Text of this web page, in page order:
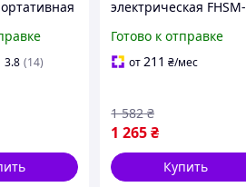
заштопки
3.8 (14)
электрическая FHSM-
и домашнего
использования с
Готово к отправке
от211 ₴/мес
1 265₴
1 582 ₴
Купить